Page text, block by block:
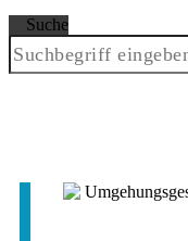
Suche